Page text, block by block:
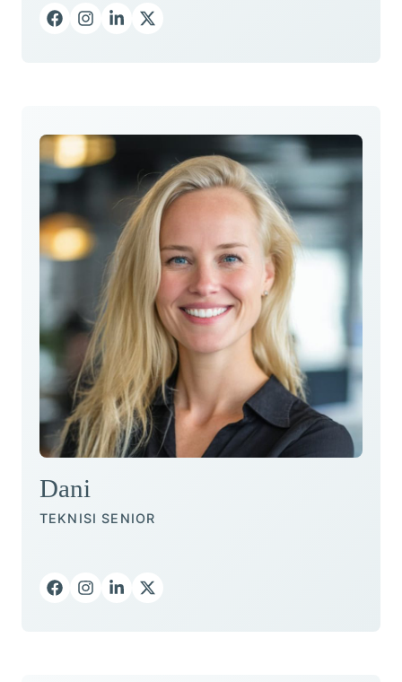
Dani
TEKNISI SENIOR